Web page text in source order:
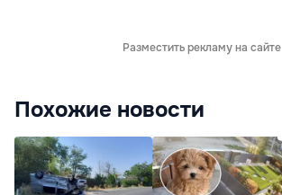
Разместить рекламу на сайте
Похожие новости